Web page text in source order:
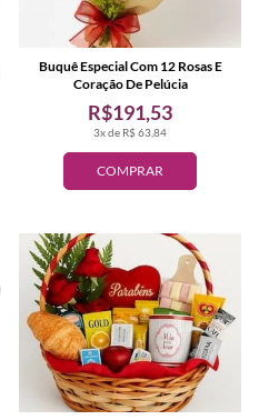
COMPRAR
3x de R$ 63,84
R$191,53
Buquê Especial Com 12 Rosas E
Coração De Pelúcia